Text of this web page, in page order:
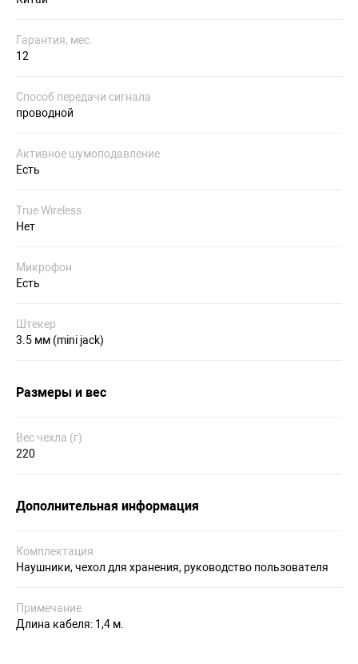
Гарантия, мес.
12
Способ передачи сигнала
проводной
Активное шумоподавление
Есть
True Wireless
Нет
Микрофон
Есть
Штекер
3.5 мм (mini jack)
Размеры и вес
Вес чехла (г)
220
Дополнительная информация
Комплектация
Наушники, чехол для хранения, руководство пользователя
Примечание
Длина кабеля: 1,4 м.